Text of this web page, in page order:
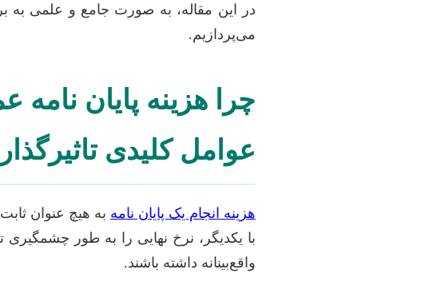
در این مقاله، به صورت جامع و علمی به
می‌پردازیم.
چرا هزینه پایان
عوامل کلیدی تاثیرگذار
هزینه انجام یک پایان نامه به هیچ عنوان
با یکدیگر، نرخ نهایی را به طور
واقع‌بینانه داشته باشند.